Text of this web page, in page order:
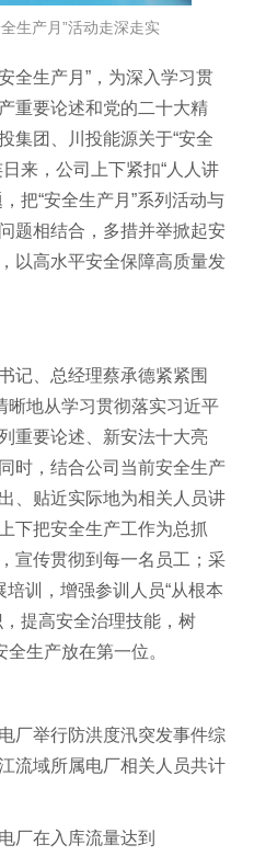
生产月”活动走深走实
全生产月”，为深入学习贯
重要论述和党的二十大精
集团、川投能源关于“安全
来，公司上下紧扣“人人讲
把“安全生产月”系列活动与
题相结合，多措并举掀起安
以高水平安全保障高质量发
记、总经理蔡承德紧紧围
晰地从学习贯彻落实习近平
重要论述、新安法十大亮
时，结合公司当前安全生产
、贴近实际地为相关人员讲
下把安全生产工作为总抓
宣传贯彻到每一名员工；采
训，增强参训人员“从根本
，提高安全治理技能，树
全生产放在第一位。
厂举行防洪度汛突发事件综
流域所属电厂相关人员共计
厂在入库流量达到